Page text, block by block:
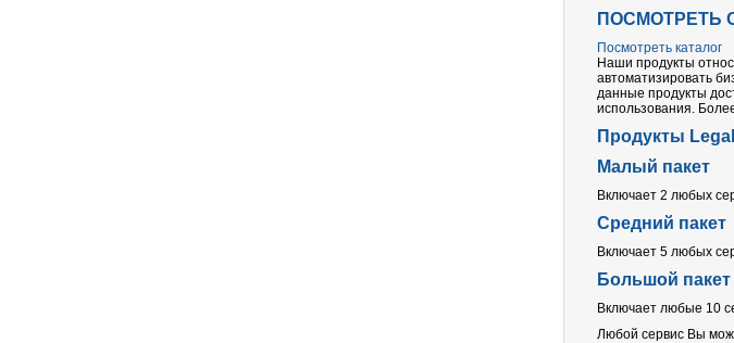
ПОСМОТРЕТЬ
Посмотреть каталог
Наши продукты
автоматизировать
данные продукты
использования.
Продукты
Малый пакет
Включает 2 любых
Средний пакет
Включает 5 любых
Большой пакет
Включает любые 10
Любой сервис Вы